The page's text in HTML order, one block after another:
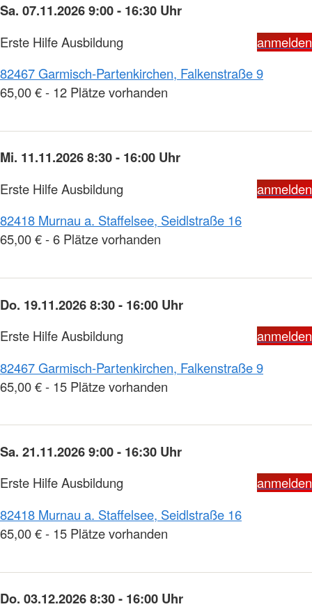
Sa. 07.11.2026 9:00 - 16:30 Uhr
Erste Hilfe Ausbildung
anmelden
82467 Garmisch-Partenkirchen, Falkenstraße 9
65,00 € - 12 Plätze vorhanden
Mi. 11.11.2026 8:30 - 16:00 Uhr
Erste Hilfe Ausbildung
anmelden
82418 Murnau a. Staffelsee, Seidlstraße 16
65,00 € - 6 Plätze vorhanden
Do. 19.11.2026 8:30 - 16:00 Uhr
Erste Hilfe Ausbildung
anmelden
82467 Garmisch-Partenkirchen, Falkenstraße 9
65,00 € - 15 Plätze vorhanden
Sa. 21.11.2026 9:00 - 16:30 Uhr
Erste Hilfe Ausbildung
anmelden
82418 Murnau a. Staffelsee, Seidlstraße 16
65,00 € - 15 Plätze vorhanden
Do. 03.12.2026 8:30 - 16:00 Uhr